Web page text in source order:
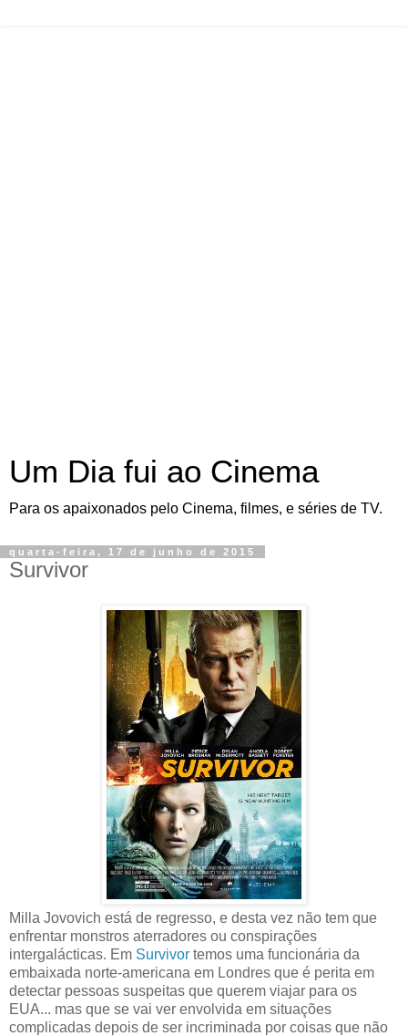
Um Dia fui ao Cinema
Para os apaixonados pelo Cinema, filmes, e séries de TV.
quarta-feira, 17 de junho de 2015
Survivor
Milla Jovovich está de regresso, e desta vez não tem que
enfrentar monstros aterradores ou conspirações
intergalácticas. Em Survivor temos uma funcionária da
embaixada norte-americana em Londres que é perita em
detectar pessoas suspeitas que querem viajar para os
EUA... mas que se vai ver envolvida em situações
complicadas depois de ser incriminada por coisas que não